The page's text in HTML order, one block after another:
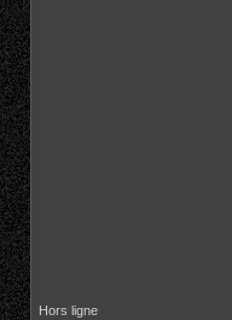
Hors ligne